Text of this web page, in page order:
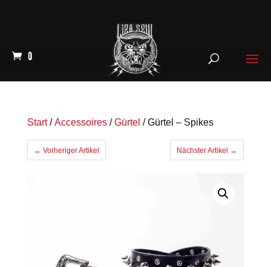
0
Start/Accessoires/Gürtel / Gürtel – Spikes
← Vorheriger Artikel Nächster Artikel →